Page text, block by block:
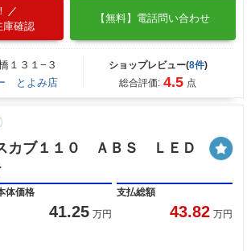
庫確認
【無料】電話問い合わせ
１３１−３
とよみ店
ショップレビュー(8件)
総合評価: 4.5 点
カブ１１０ ＡＢＳ ＬＥＤ
体価格
41.25 万円
支払総額
43.82 万円